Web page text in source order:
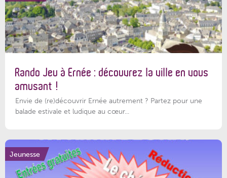
Rando Jeu à Ernée : découvrez la ville en vous
amusant !
Envie de (re)découvrir Ernée autrement ? Partez pour une
balade estivale et ludique au cœur...
Jeunesse